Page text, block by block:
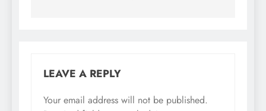
LEAVE A REPLY
Your email address will not be published.